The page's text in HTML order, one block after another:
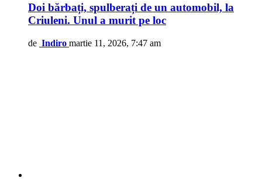
Doi bărbați, spulberați de un automobil, la
Criuleni. Unul a murit pe loc
de Indiro martie 11, 2026, 7:47 am